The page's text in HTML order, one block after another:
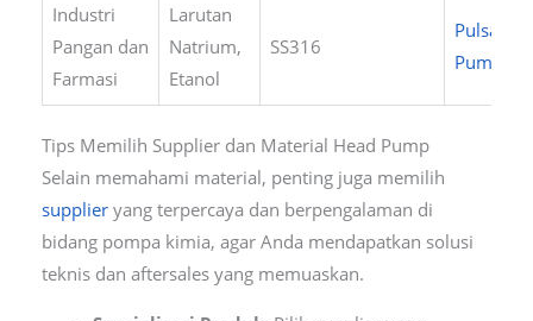
Industri
Pangan dan
Farmasi
Larutan
Natrium,
Etanol
SS316
Pulsatron
Pumps
Tips Memilih Supplier dan Material Head Pump
Selain memahami material, penting juga memilih
supplieryang terpercaya dan berpengalaman di
bidang pompa kimia, agar Anda mendapatkan solusi
teknis dan aftersales yang memuaskan.